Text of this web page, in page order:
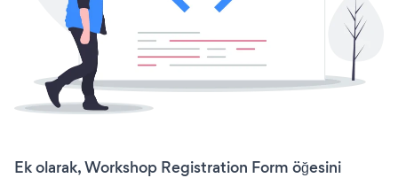
Ek olarak, Workshop Registration Form öğesini